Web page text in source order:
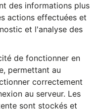
des informations plus
actions effectuées et
et l'analyse des
de fonctionner en
permettant au
correctement
au serveur. Les
sont stockés et